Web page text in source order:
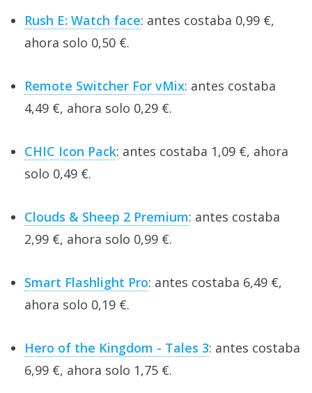
Rush E: Watch face: antes costaba 0,99 €,
ahora solo 0,50 €.
Remote Switcher For vMix: antes costaba
4,49 €, ahora solo 0,29 €.
CHIC Icon Pack: antes costaba 1,09 €, ahora
solo 0,49 €.
Clouds & Sheep 2 Premium: antes costaba
2,99 €, ahora solo 0,99 €.
Smart Flashlight Pro: antes costaba 6,49 €,
ahora solo 0,19 €.
Hero of the Kingdom - Tales 3: antes costaba
6,99 €, ahora solo 1,75 €.